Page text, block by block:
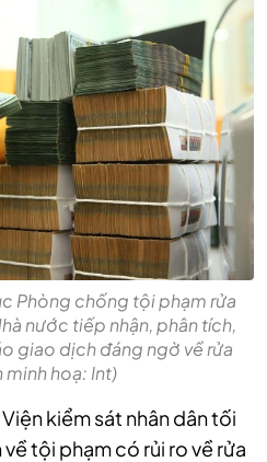
Phòng chống tội phạm rửa
nước tiếp nhận, phân tích,
giao dịch đáng ngờ về rửa
minh hoạ: Int)
kiểm sát nhân dân tối
tội phạm có rủi ro về rửa